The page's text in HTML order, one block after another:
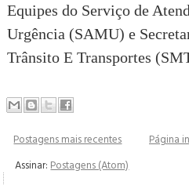
Equipes do Serviço de
Urgência (SAMU) e
Trânsito E Transportes
Postagens mais recentes
Página
Assinar: Postagens (Atom)